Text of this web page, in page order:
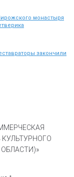
монастыря
закончили